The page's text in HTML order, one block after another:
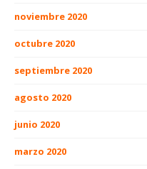
noviembre 2020
octubre 2020
septiembre 2020
agosto 2020
junio 2020
marzo 2020